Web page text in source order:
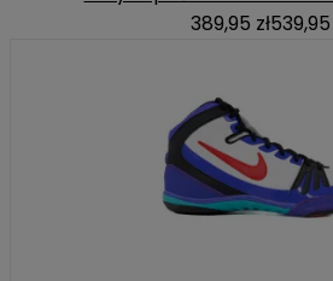
389,95 zł539,95